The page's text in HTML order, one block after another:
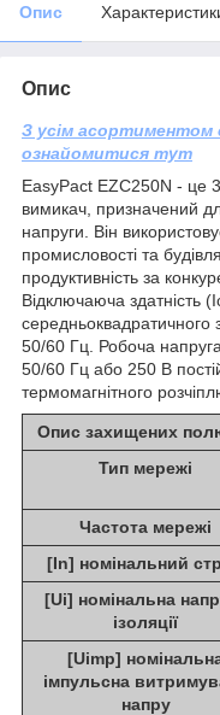
Опис
Опис
З усім асортиментом
ознайомитися тут
EasyPact EZC250N - це
вимикач, призначений
напруги. Він
промисловості та
продуктивність за
Відключаюча здатність
середньоквадратичного
50/60 Гц. Робоча
50/60 Гц або 250 В
термомагнітного
Опис захищених
Тип мережі
Частота мережі
[In] номінальний
[Ui] номінальна
ізоляції
[Uimp]
імпульсна
напру